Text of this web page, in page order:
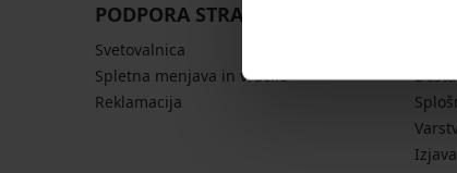
PODPORA STRANKAM
Svetovalnica
Spletna menjava in vračilo
Reklamacija